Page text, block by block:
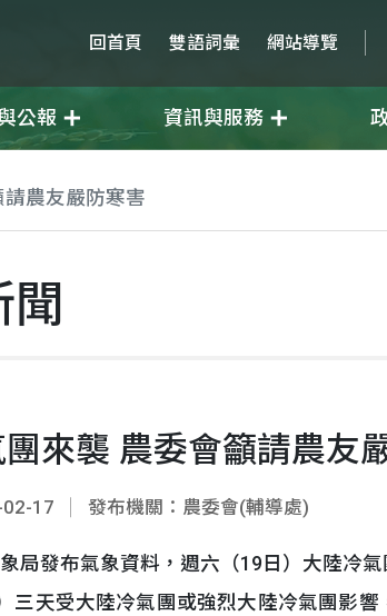
回首頁 雙語詞彙 網站導覽
公報 資訊與服務
農友嚴防寒害
來襲 農委會籲請農友
17 發布機關：農委會(輔導處)
發布氣象資料，週六（19日）大陸冷氣
三天受大陸冷氣團或強烈大陸冷氣團影